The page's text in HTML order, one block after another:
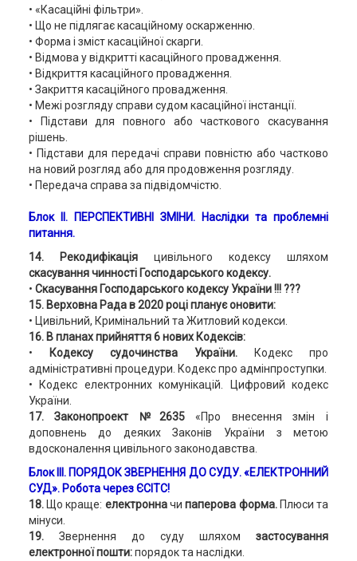
• «Касаційні фільтри».
• Що не підлягає касаційному оскарженню.
• Форма і зміст касаційної скарги.
• Відмова у відкритті касаційного провадження.
• Відкриття касаційного провадження.
• Закриття касаційного провадження.
• Межі розгляду справи судом касаційної інстанції.
• Підстави для повного або часткового скасування
рішень.
• Підстави для передачі справи повністю або частково
на новий розгляд або для продовження розгляду.
• Передача справа за підвідомчістю.
Блок ІІ. ПЕРСПЕКТИВНІ ЗМІНИ. Наслідки та проблемні
питання.
14. Рекодифікація цивільного кодексу шляхом
скасування чинності Господарського кодексу.
• Скасування Господарського кодексу України!!! ???
15. Верховна Рада в 2020 році планує оновити:
• Цивільний, Кримінальний та Житловий кодекси.
16. В планах прийняття 6 нових Кодексів:
•
Кодексу судочинства України. Кодекс про
адміністративні процедури. Кодекс про адмінпроступки.
• Кодекс електронних комунікацій. Цифровий кодекс
України.
17. Законопроект №2635«Про внесення змін і
доповнень до деяких Законів України з метою
вдосконалення цивільного законодавства.
Блок ІІІ. ПОРЯДОК ЗВЕРНЕННЯ ДО СУДУ.«ЕЛЕКТРОННИЙ
СУД». Робота через ЄСІТС!
18.Що краще: електронначипаперова форма.Плюси та
мінуси.
19. Звернення до суду шляхомзастосування
електронної пошти:порядок та наслідки.